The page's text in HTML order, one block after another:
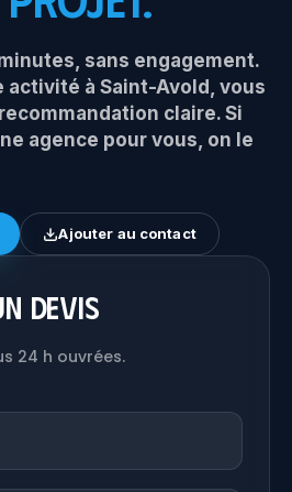
sans engagement.
activité à Saint-Avold, vous
claire. Si
agence pour vous, on le
Ajouter au contact
devis
24 h ouvrées.